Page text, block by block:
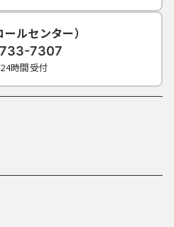
ルセンター）
7307
時間受付